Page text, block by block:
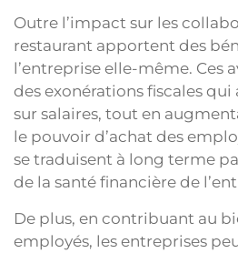
Outre l’impact sur les
restaurant apportent des
l’entreprise elle-même. Ces
des exonérations fiscales
sur salaires, tout en
le pouvoir d’achat des
se traduisent à long terme
de la santé financière de
De plus, en contribuant au
employés, les entreprises